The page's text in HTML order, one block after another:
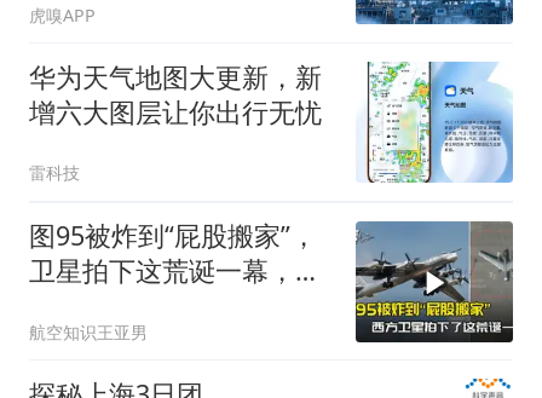
虎嗅APP
华为天气地图大更新，新
增六大图层让你出行无忧
雷科技
图95被炸到“屁股搬家”，
卫星拍下这荒诞一幕，普
航空知识王亚男